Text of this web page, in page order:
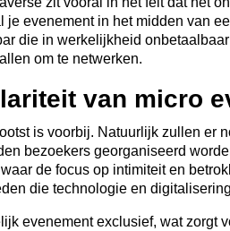
je evenement in het midden van
die in werkelijkheid
om te netwerken.
van micro
is voorbij. Natuurlijk zullen er
bezoekers georganiseerd
de focus op intimiteit en
die technologie en
evenement exclusief, wat zorgt